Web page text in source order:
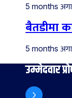
5 months
बैतडीमा
5 months
उम्मेदवार